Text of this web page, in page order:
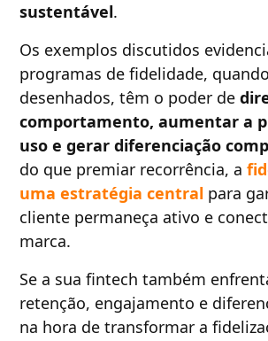
sustentável.
Os exemplos discutidos
programas de fidelidade,
desenhados, têm o poder de
comportamento, aumentar a
uso e gerar diferenciação
do que premiar recorrência, a
uma estratégia central para
cliente permaneça ativo e
marca.
Se a sua fintech também
retenção, engajamento e
na hora de transformar a